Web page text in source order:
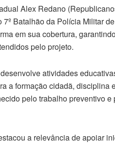
Alex Redano
7º Batalhão da Polícia Militar
em sua cobertura,
pelo projeto.
atividades
a formação cidadã,
pelo trabalho preventivo
a relevância de apoiar